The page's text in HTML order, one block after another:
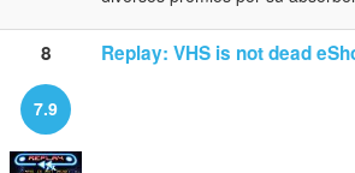
8 Replay: VHS is not dead
7.9